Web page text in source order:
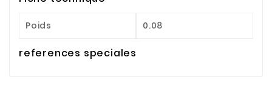
Poids 0.08
references speciales